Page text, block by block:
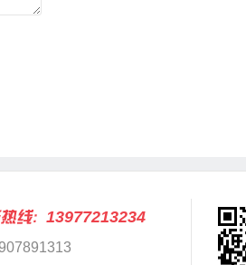
13977213234